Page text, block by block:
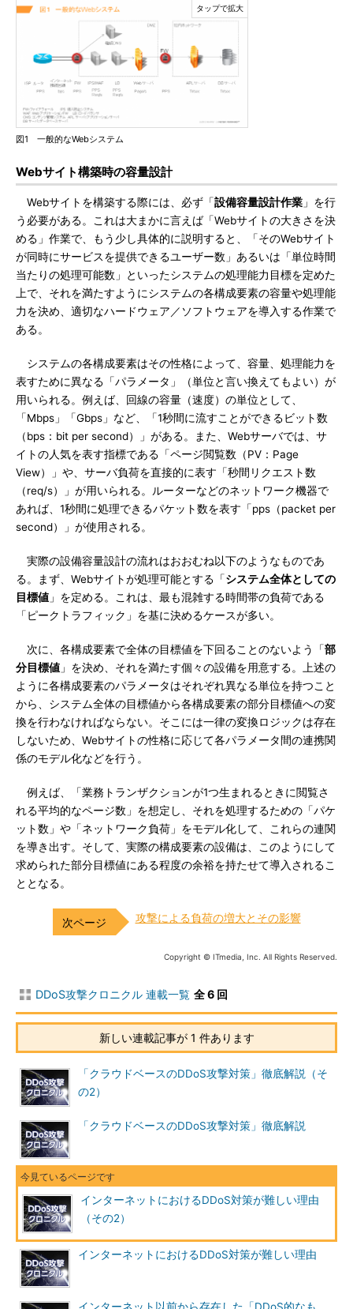
図1 一般的なWebシステム
Webサイト構築時の容量設計
Webサイトを構築する際には、必ず「設備容量設計作業 」を行
う必要がある。これは大まかに言えば「Webサイトの大きさを決
める」作業で、もう少し具体的に説明すると、「そのWebサイト
が同時にサービスを提供できるユーザー数」あるいは「単位時間
当たりの処理可能数」といったシステムの処理能力目標を定めた
上で、それを満たすようにシステムの各構成要素の容量や処理能
力を決め、適切なハードウェア／ソフトウェアを導入する作業で
ある。
システムの各構成要素はその性格によって、容量、処理能力を
表すために異なる「パラメータ」（単位と言い換えてもよい）が
用いられる。例えば、回線の容量（速度）の単位として、
「Mbps」「Gbps」など、「1秒間に流すことができるビット数
（bps：bit per second）」がある。また、Webサーバでは、サ
イトの人気を表す指標である「ページ閲覧数（PV：Page
View）」や、サーバ負荷を直接的に表す「秒間リクエスト数
（req/s）」が用いられる。ルーターなどのネットワーク機器で
あれば、1秒間に処理できるパケット数を表す「pps（packet per
second）」が使用される。
実際の設備容量設計の流れはおおむね以下のようなものであ
る。まず、Webサイトが処理可能とする「システム全体としての
目標値 」を定める。これは、最も混雑する時間帯の負荷である
「ピークトラフィック」を基に決めるケースが多い。
次に、各構成要素で全体の目標値を下回ることのないよう「部
分目標値 」を決め、それを満たす個々の設備を用意する。上述の
ように各構成要素のパラメータはそれぞれ異なる単位を持つこと
から、システム全体の目標値から各構成要素の部分目標値への変
換を行わなければならない。そこには一律の変換ロジックは存在
しないため、Webサイトの性格に応じて各パラメータ間の連携関
係のモデル化などを行う。
例えば、「業務トランザクションが1つ生まれるときに閲覧さ
れる平均的なページ数」を想定し、それを処理するための「パケ
ット数」や「ネットワーク負荷」をモデル化して、これらの連関
を導き出す。そして、実際の構成要素の設備は、このようにして
求められた部分目標値にある程度の余裕を持たせて導入されるこ
ととなる。
攻撃による負荷の増大とその影響
Copyright © ITmedia, Inc. All Rights Reserved.
DDoS攻撃クロニクル 連載一覧 全 6 回
新しい連載記事が 1 件あります
「クラウドベースのDDoS攻撃対策」徹底解説（そ
の2）
「クラウドベースのDDoS攻撃対策」徹底解説
インターネットにおけるDDoS対策が難しい理由
（その2）
インターネットにおけるDDoS対策が難しい理由